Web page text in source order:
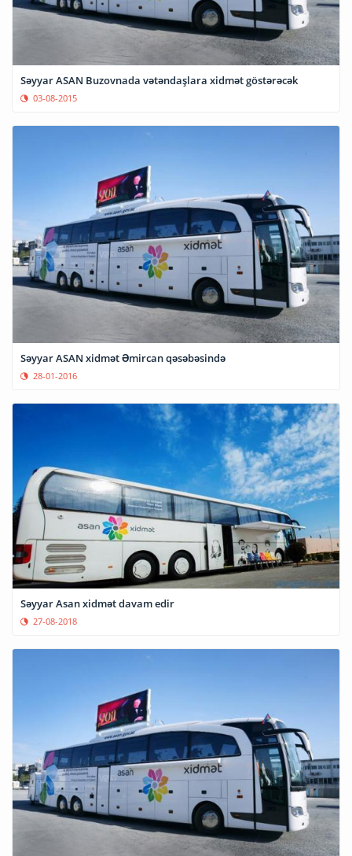
Səyyar ASAN Buzovnada vətəndaşlara xidmət göstərəcək
03-08-2015
Səyyar ASAN xidmət Əmircan qəsəbəsində
28-01-2016
Səyyar Asan xidmət davam edir
27-08-2018